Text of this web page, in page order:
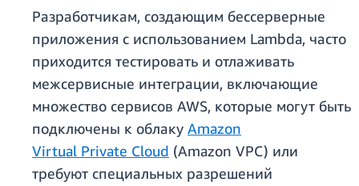
Разработчикам, создающим бессерверные
приложения с использованием Lambda, часто
приходится тестировать и отлаживать
межсервисные интеграции, включающие
множество сервисов AWS, которые могут быть
подключены к облаку Amazon
Virtual Private Cloud (Amazon VPC) или
требуют специальных разрешений